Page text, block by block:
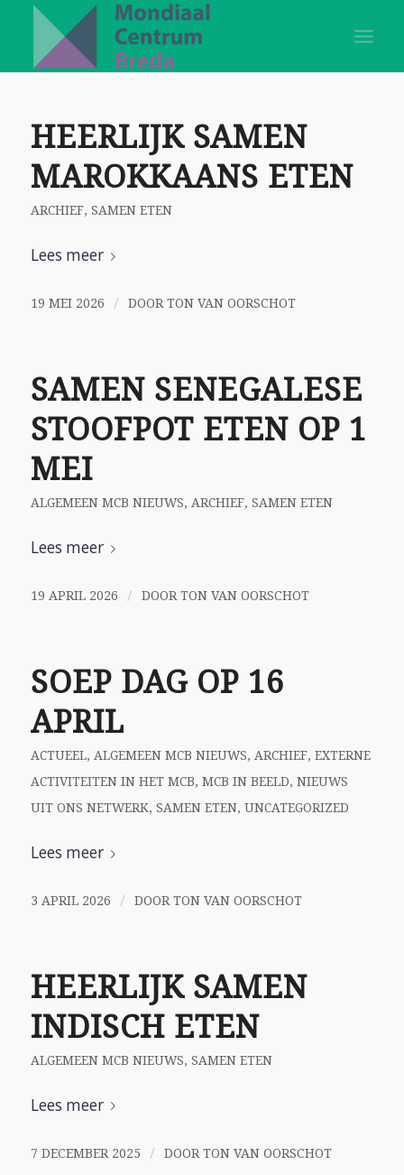
HEERLIJK SAMEN
MAROKKAANS ETEN
ARCHIEF, SAMEN ETEN
Lees meer
19 MEI 2026 / DOOR TON VAN OORSCHOT
SAMEN SENEGALESE
STOOFPOT ETEN OP 1
MEI
ALGEMEEN MCB NIEUWS, ARCHIEF, SAMEN ETEN
Lees meer
19 APRIL 2026 / DOOR TON VAN OORSCHOT
SOEP DAG OP 16
APRIL
ACTUEEL, ALGEMEEN MCB NIEUWS, ARCHIEF, EXTERNE
ACTIVITEITEN IN HET MCB, MCB IN BEELD, NIEUWS
UIT ONS NETWERK, SAMEN ETEN, UNCATEGORIZED
Lees meer
3 APRIL 2026 / DOOR TON VAN OORSCHOT
HEERLIJK SAMEN
INDISCH ETEN
ALGEMEEN MCB NIEUWS, SAMEN ETEN
Lees meer
7 DECEMBER 2025 / DOOR TON VAN OORSCHOT